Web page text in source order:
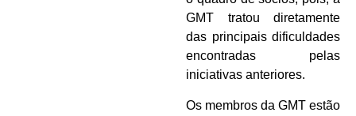
GMT tratou diretamente
das principais dificuldades
encontradas pelas
iniciativas anteriores.
Os membros da GMT estão